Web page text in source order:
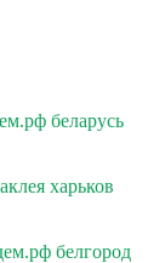
беларусь
харьков
белгород